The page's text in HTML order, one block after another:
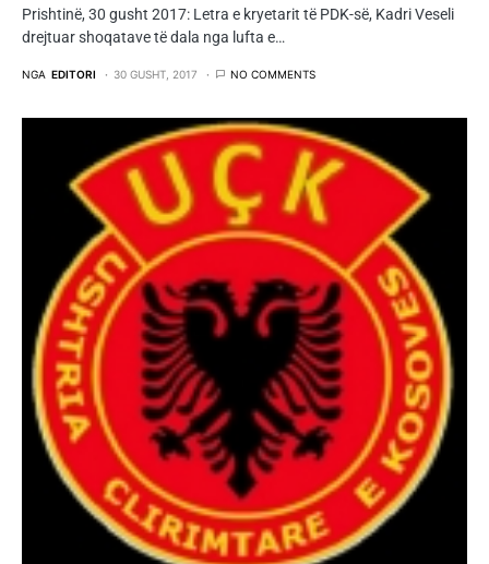
Prishtinë, 30 gusht 2017: Letra e kryetarit të PDK-së, Kadri Veseli
drejtuar shoqatave të dala nga lufta e…
NGA EDITORI 30 GUSHT, 2017 NO COMMENTS